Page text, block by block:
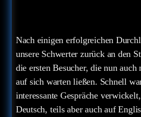
Nach einigen erfolgreichen
unsere Schwerter zurück an den
die ersten Besucher, die nun
auf sich warten ließen. Schnell
interessante Gespräche
Deutsch, teils aber auch auf